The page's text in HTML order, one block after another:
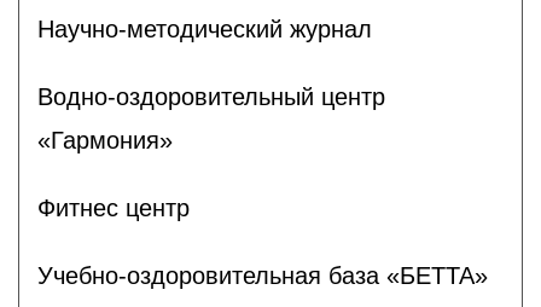
Научно-методический журнал
Водно-оздоровительный центр
«Гармония»
Фитнес центр
Учебно-оздоровительная база «БЕТТА»